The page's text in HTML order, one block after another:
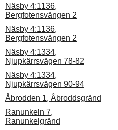
Näsby 4:1136,
Bergfotensvängen 2
Näsby 4:1136,
Bergfotensvängen 2
Näsby 4:1334,
Njupkärrsvägen 78-82
Näsby 4:1334,
Njupkärrsvägen 90-94
Åbrodden 1, Åbroddsgränd
Ranunkeln 7,
Ranunkelgränd